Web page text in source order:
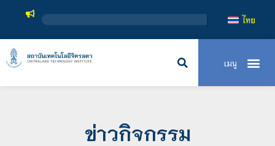
สถาบันเทคโนโลยี
ไทย
ข่าวกิจกรรม